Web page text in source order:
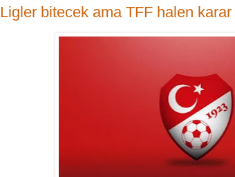
Ligler bitecek ama TFF halen